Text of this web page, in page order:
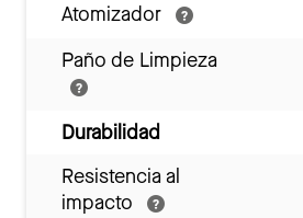
Atomizador
Paño de Limpieza
Durabilidad
Resistencia al
impacto